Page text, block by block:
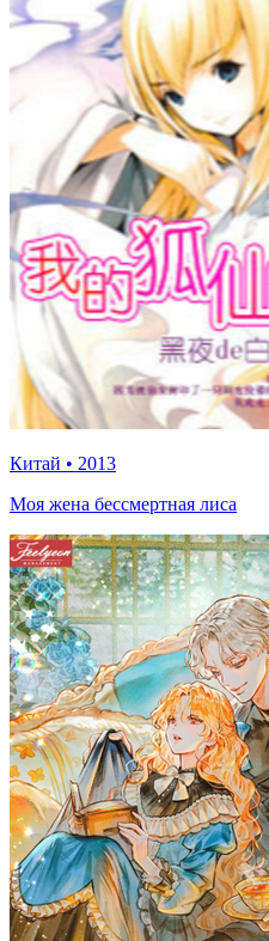
Китай • 2013
Моя жена бессмертная лиса